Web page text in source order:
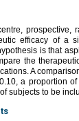
efficacy of a
is that
the
A
a proportion
subjects to be